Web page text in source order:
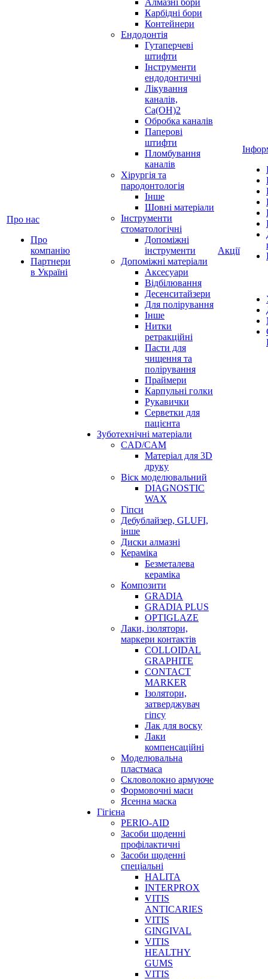
Про нас
Про
компанію
Партнери
в Україні
Алмазні бори
Карбідні бори
Контейнери
Ендодонтія
Гутаперчеві
штифти
Інструменти
ендодонтичні
Лікування
каналів,
Ca(OH)2
Обробка каналів
Паперові
штифти
Пломбування
каналів
Хірургія та
пародонтологія
Інше
Шовні матеріали
Інструменти
стоматологічні
Допоміжні
інструменти
Допоміжні матеріали
Аксесуари
Відбілювання
Десенситайзери
Для полірування
Інше
Нитки
ретракційні
Пасти для
чищення та
полірування
Праймери
Карпульні голки
Рукавички
Серветки для
пацієнта
Зуботехнічні матеріали
CAD/CAM
Матеріал для 3D
друку
Віск моделювальний
DIAGNOSTIC
WAX
Гіпси
Дебублайзер, GLUFI,
інше
Диски алмазні
Кераміка
Безметалева
кераміка
Композити
GRADIA
GRADIA PLUS
OPTIGLAZE
Лаки, ізолятори,
маркери контактів
COLLOIDAL
GRAPHITE
CONTACT
MARKER
Ізолятори,
затверджувач
гіпсу
Лак для воску
Лаки
компенсаційні
Моделювальна
пластмаса
Скловолокно армуюче
Формовочні маси
Ясенна маска
Гігієна
PERIO-AID
Засоби щоденні
профілактичні
Засоби щоденні
спеціальні
HALITA
INTERPROX
VITIS
ANTICARIES
VITIS
GINGIVAL
VITIS
HEALTHY
GUMS
VITIS
Акції